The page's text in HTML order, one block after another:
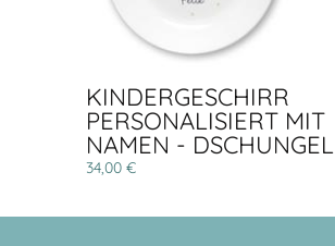
KINDERGESCHIRR
PERSONALISIERT MIT
NAMEN - DSCHUNGEL
34,00 €